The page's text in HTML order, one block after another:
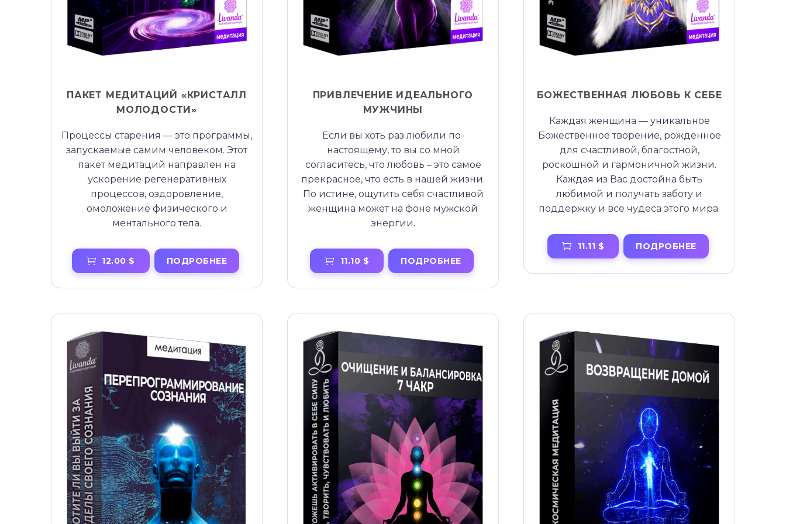
ПАКЕТ МЕДИТАЦИЙ «КРИСТАЛЛ
МОЛОДОСТИ»
Процессы старения — это программы,
запускаемые самим человеком. Этот
пакет медитаций направлен на
ускорение регенеративных
процессов, оздоровление,
омоложение физического и
ментального тела.
12.00 $ ПОДРОБНЕЕ
ПРИВЛЕЧЕНИЕ ИДЕАЛЬНОГО
МУЖЧИНЫ
Если вы хоть раз любили по-
настоящему, то вы со мной
согласитесь, что любовь – это самое
прекрасное, что есть в нашей жизни.
По истине, ощутить себя счастливой
женщина может на фоне мужской
энергии.
11.10 $ ПОДРОБНЕЕ
БОЖЕСТВЕННАЯ ЛЮБОВЬ К СЕБЕ
Каждая женщина — уникальное
Божественное творение, рожденное
для счастливой, благостной,
роскошной и гармоничной жизни.
Каждая из Вас достойна быть
любимой и получать заботу и
поддержку и все чудеса этого мира.
11.11 $ ПОДРОБНЕЕ